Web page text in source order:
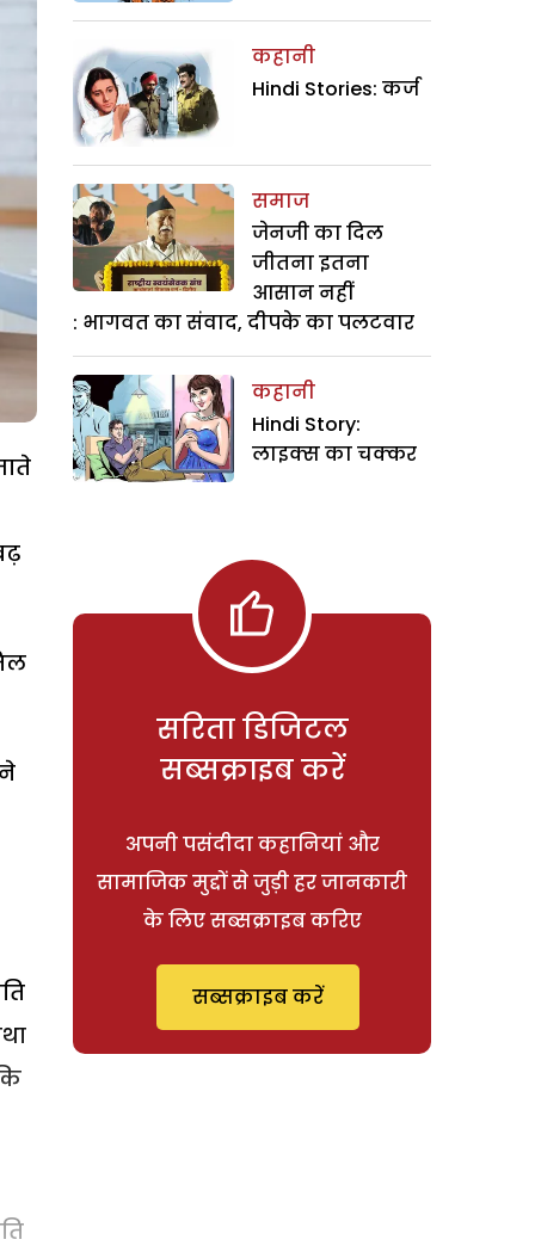
कहानी
Hindi Stories: कर्ज
समाज
जेनजी का दिल
जीतना इतना
आसान नहीं
: भागवत का संवाद, दीपके का पलटवार
कहानी
Hindi Story:
लाइक्स का चक्कर
सरिता डिजिटल
सब्सक्राइब करें
अपनी पसंदीदा कहानियां और
सामाजिक मुद्दों से जुड़ी हर जानकारी
के लिए सब्सक्राइब करिए
सब्सक्राइब करें